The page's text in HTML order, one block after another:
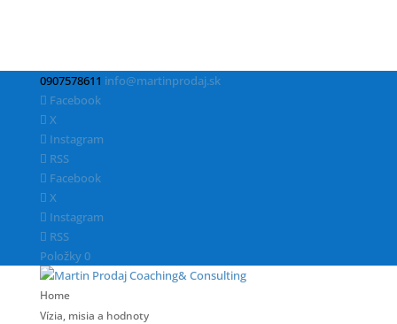
0907578611 info@martinprodaj.sk
Facebook
X
Instagram
RSS
Facebook
X
Instagram
RSS
Položky 0
Home
Vízia, misia a hodnoty